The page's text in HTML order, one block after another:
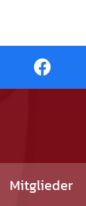
Mitglieder